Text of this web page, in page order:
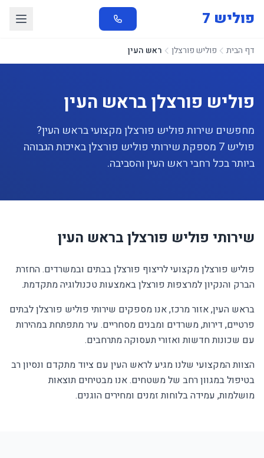
פוליש 7
דף הבית פוליש פורצלן ראש העין
פוליש פורצלן בראש העין
מחפשים שירות פוליש פורצלן מקצועי בראש העין?
פוליש 7 מספקת שירותי פוליש פורצלן באיכות הגבוהה
ביותר בכל רחבי ראש העין והסביבה.
שירותי פוליש פורצלן בראש העין
פוליש פורצלן מקצועי לריצוף פורצלן בבתים ובמשרדים. החזרת
הברק והנקיון למרצפות פורצלן באמצעות טכנולוגיה מתקדמת.
בראש העין, אזור מרכז, אנו מספקים שירותי פוליש פורצלן לבתים
פרטיים, דירות, משרדים ומבנים מסחריים. עיר מתפתחת במהירות
עם שכונות חדשות ואזורי תעסוקה מתרחבים.
הצוות המקצועי שלנו מגיע לראש העין עם ציוד מתקדם ונסיון רב
בטיפול במגוון רחב של משטחים. אנו מבטיחים תוצאות
מושלמות, עמידה בלוחות זמנים ומחירים הוגנים.